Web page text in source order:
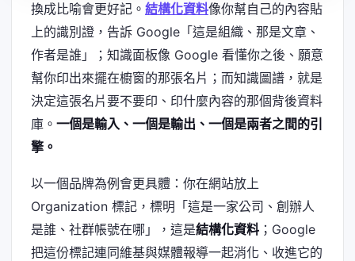
換成比喻會更好記。 結構化資料像你幫自己的內容貼
上的識別證，告訴 Google「這是組織、那是文章、
作者是誰」；知識面板像 Google 看懂你之後、願意
幫你印出來擺在櫥窗的那張名片；而知識圖譜，就是
決定這張名片要不要印、印什麼內容的那個背後資料
庫。 一個是輸入、一個是輸出、一個是兩者之間的引
擎。
以一個品牌為例會更具體：你在網站放上
Organization 標記，標明「這是一家公司、創辦人
是誰、社群帳號在哪」，這是結構化資料 ；Google
把這份標記連同維基與媒體報導一起消化、收進它的